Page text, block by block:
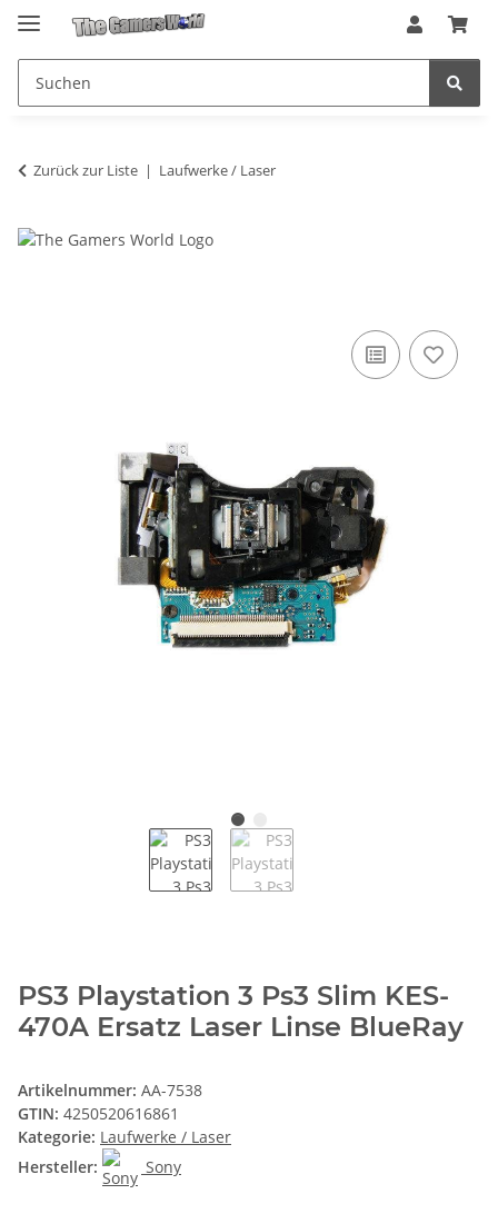
Zurück zur Liste Laufwerke / Laser
PS3 Playstation 3 Ps3 Slim KES-
470A Ersatz Laser Linse BlueRay
Artikelnummer: AA-7538
GTIN: 4250520616861
Kategorie: Laufwerke / Laser
Hersteller:
Sony